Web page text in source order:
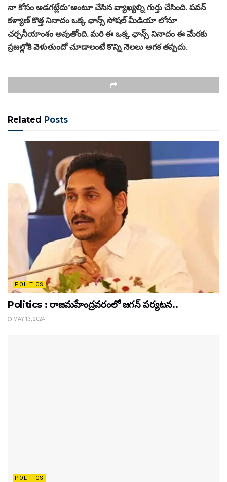
నా కోసం అడగట్లేదు’అంటూ చేసిన వ్యాఖ్యల్ని గుర్తు చేసింది. పవన్
కళ్యాణ్ కొత్త నినాదం ఒక్క ఛాన్స్ సోషల్ మీడియా లోనూ
చర్చనీయాంశం అవుతోంది. మరి ఈ ఒక్క ఛాన్స్ నినాదం ఈ మేరకు
ప్రజల్లోకి వెళుతుందో చూడాలంటే కొన్ని నెలలు ఆగక తప్పదు.
Related Posts
POLITICS
Politics : రాజమహేంద్రవరంలో జగన్ పర్యటన..
MAY 13, 2024
POLITICS